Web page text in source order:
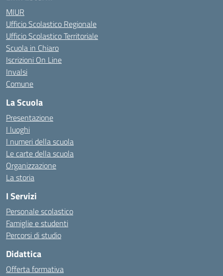
MIUR
Ufficio Scolastico Regionale
Ufficio Scolastico Territoriale
Scuola in Chiaro
Iscrizioni On Line
Invalsi
Comune
La Scuola
Presentazione
I luoghi
I numeri della scuola
Le carte della scuola
Organizzazione
La storia
I Servizi
Personale scolastico
Famiglie e studenti
Percorsi di studio
Didattica
Offerta formativa